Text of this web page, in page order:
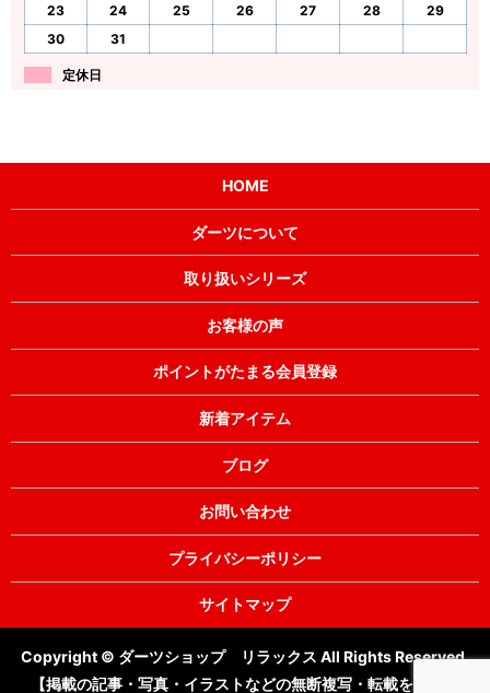
23
24 25 26 27 28
29
30
31
定休日
HOME
ダーツについて
取り扱いシリーズ
お客様の声
ポイントがたまる会員登録
新着アイテム
ブログ
お問い合わせ
プライバシーポリシー
サイトマップ
Copyright © ダーツショップ リラックス All Rights Reserved.
【掲載の記事・写真・イラストなどの無断複写・転載を禁じま